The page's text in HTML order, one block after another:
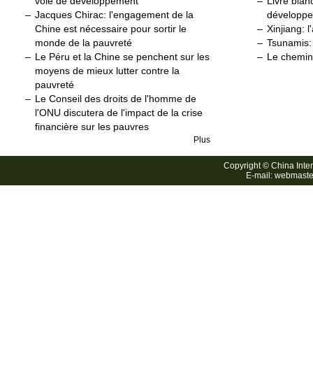
– Jacques Chirac: l'engagement de la
Chine est nécessaire pour sortir le
monde de la pauvreté
– Le Péru et la Chine se penchent sur les
moyens de mieux lutter contre la
pauvreté
– Le Conseil des droits de l'homme de
l'ONU discutera de l'impact de la crise
financière sur les pauvres
Plus
– Xinjiang:
–
– Le
Copyright © China
E-mail: